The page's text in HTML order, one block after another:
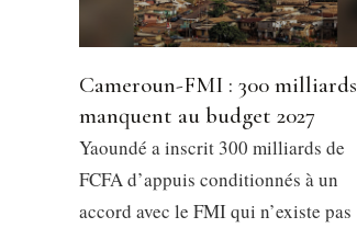
Cameroun-FMI : 300 milliards
manquent au budget 2027
Yaoundé a inscrit 300 milliards de
FCFA d’appuis conditionnés à un
accord avec le FMI qui n’existe pas